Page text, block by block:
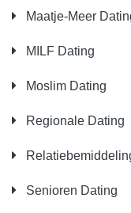
Maatje-Meer
MILF Dating
Moslim Dating
Regionale Dating
Senioren Dating